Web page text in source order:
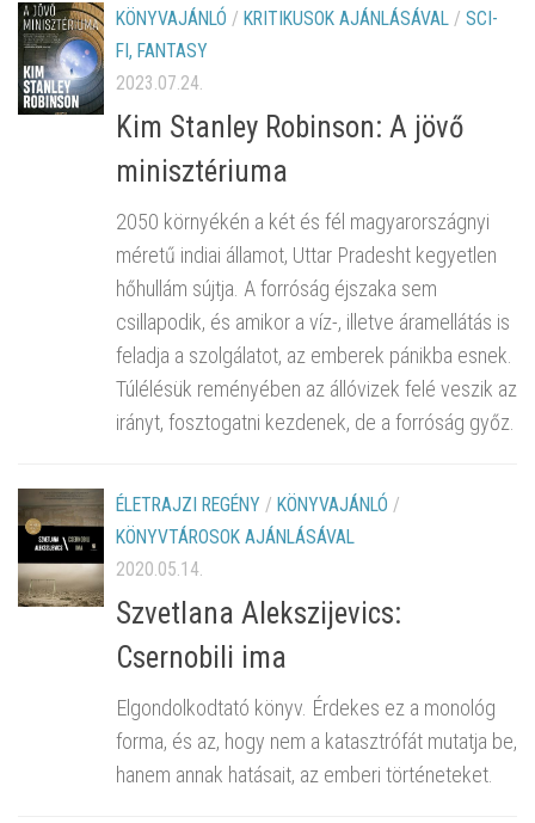
KÖNYVAJÁNLÓ / KRITIKUSOK AJÁNLÁSÁVAL / SCI-
FI, FANTASY
2023.07.24.
Kim Stanley Robinson: A jövő
minisztériuma
2050 környékén a két és fél magyarországnyi
méretű indiai államot, Uttar Pradesht kegyetlen
hőhullám sújtja. A forróság éjszaka sem
csillapodik, és amikor a víz-, illetve áramellátás is
feladja a szolgálatot, az emberek pánikba esnek.
Túlélésük reményében az állóvizek felé veszik az
irányt, fosztogatni kezdenek, de a forróság győz.
ÉLETRAJZI REGÉNY / KÖNYVAJÁNLÓ /
KÖNYVTÁROSOK AJÁNLÁSÁVAL
2020.05.14.
Szvetlana Alekszijevics:
Csernobili ima
Elgondolkodtató könyv. Érdekes ez a monológ
forma, és az, hogy nem a katasztrófát mutatja be,
hanem annak hatásait, az emberi történeteket.